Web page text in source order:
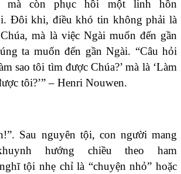
mà còn phục hồi một linh hồn
Đôi khi, điều khó tin không phải là
mà là việc Ngài muốn đến gần
ta muốn đến gần Ngài. “Câu hỏi
sao tôi tìm được Chúa?’ mà là ‘Làm
tôi?’” – Henri Nouwen.
Sau nguyên tội, con người mang
hướng chiều theo ham
tội nhẹ chỉ là “chuyện nhỏ” hoặc